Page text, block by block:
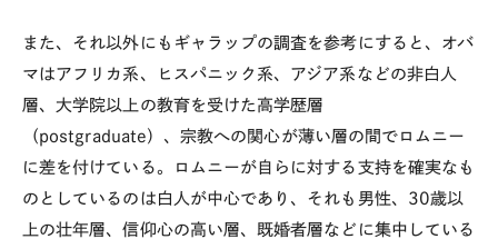
また、それ以外にもギャラップの調査を参考にすると、オバ
マはアフリカ系、ヒスパニック系、アジア系などの非白人
層、大学院以上の教育を受けた高学歴層
（postgraduate）、宗教への関心が薄い層の間でロムニー
に差を付けている。ロムニーが自らに対する支持を確実なも
のとしているのは白人が中心であり、それも男性、30歳以
上の壮年層、信仰心の高い層、既婚者層などに集中している